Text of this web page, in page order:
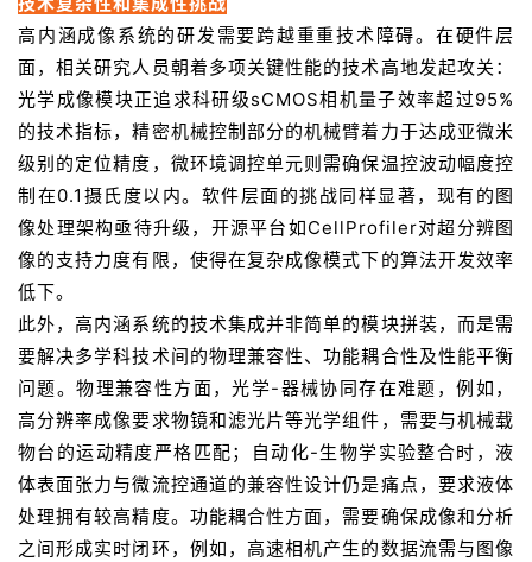
高内涵成像系统的研发需要跨越重重技术障碍。在硬件层
面，相关研究人员朝着多项关键性能的技术高地发起攻关：
光学成像模块正追求科研级sCMOS相机量子效率超过95%
的技术指标，精密机械控制部分的机械臂着力于达成亚微米
级别的定位精度，微环境调控单元则需确保温控波动幅度控
制在0.1摄氏度以内。软件层面的挑战同样显著，现有的图
像处理架构亟待升级，开源平台如CellProfiler对超分辨图
像的支持力度有限，使得在复杂成像模式下的算法开发效率
低下。
此外，高内涵系统的技术集成并非简单的模块拼装，而是需
要解决多学科技术间的物理兼容性、功能耦合性及性能平衡
问题。物理兼容性方面，光学-器械协同存在难题，例如，
高分辨率成像要求物镜和滤光片等光学组件，需要与机械载
物台的运动精度严格匹配；自动化-生物学实验整合时，液
体表面张力与微流控通道的兼容性设计仍是痛点，要求液体
处理拥有较高精度。功能耦合性方面，需要确保成像和分析
之间形成实时闭环，例如，高速相机产生的数据流需与图像